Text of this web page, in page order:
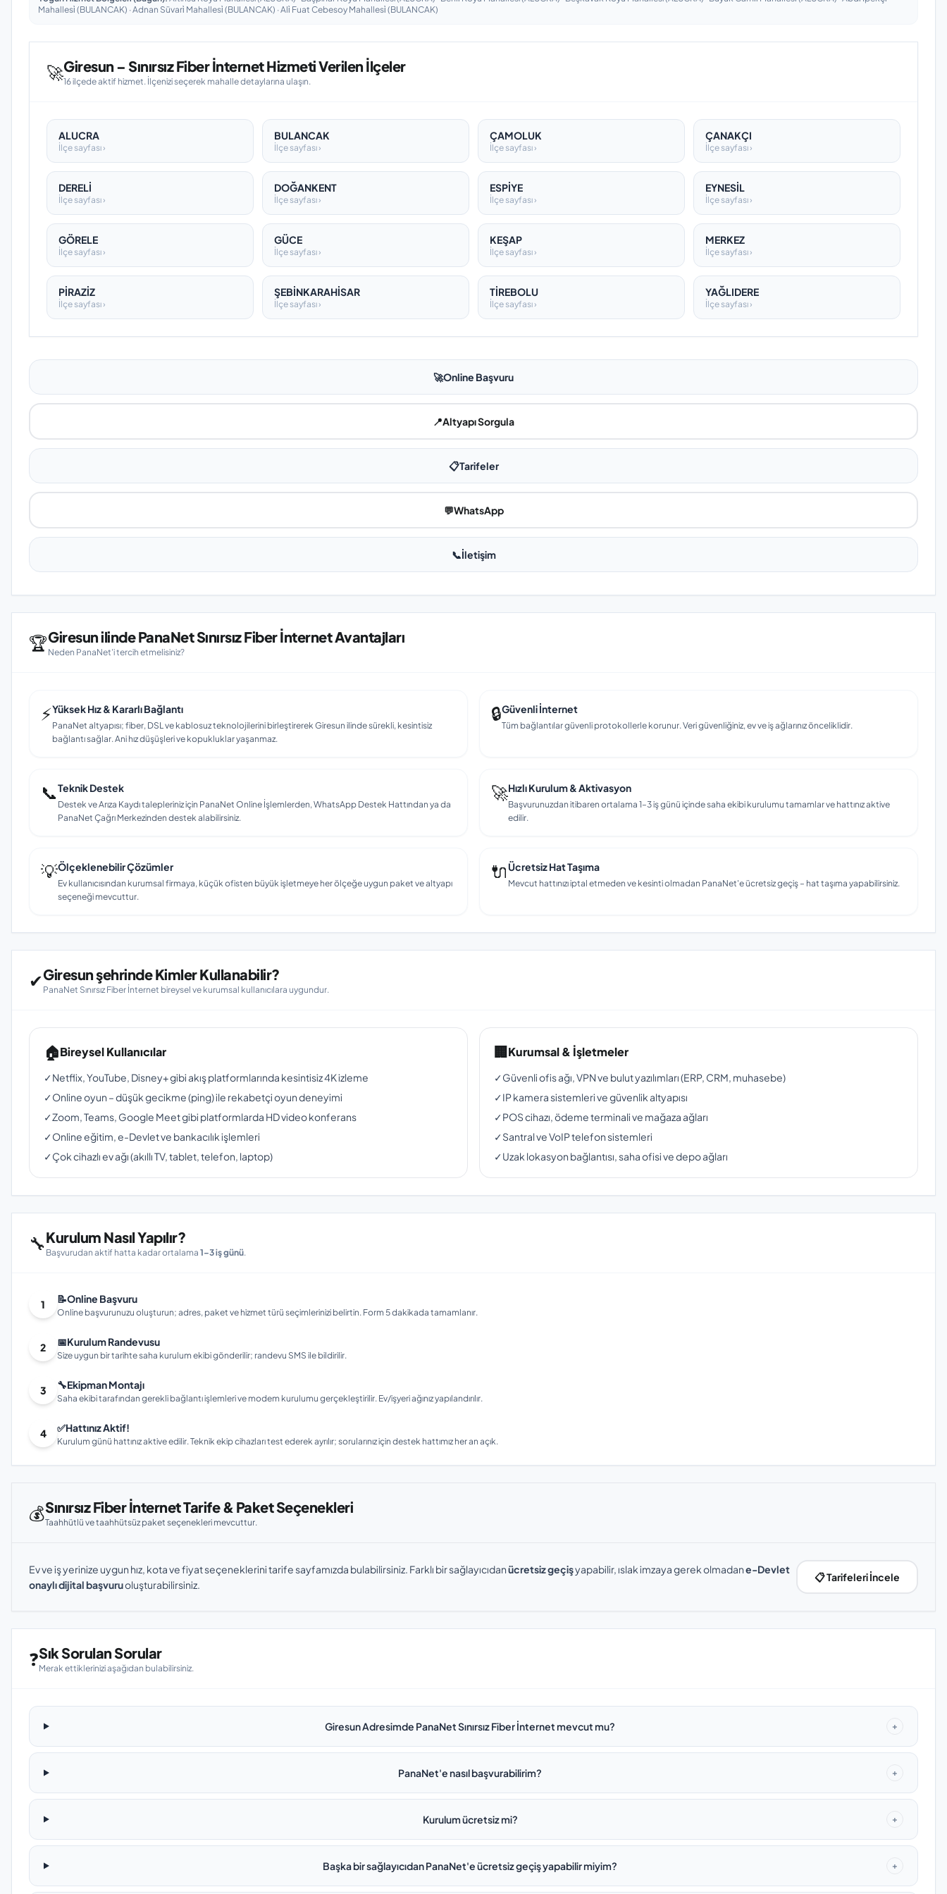
Mahallesi̇ (BULANCAK) · Adnan Süvari̇ Mahallesi̇ (BULANCAK) · Ali̇ Fuat Cebesoy Mahallesi̇ (BULANCAK)
🚀Giresun – Sınırsız Fiber İnternet Hizmeti Verilen İlçeler
16 ilçede aktif hizmet. İlçenizi seçerek mahalle detaylarına ulaşın.
ALUCRA
İlçe sayfası ›
BULANCAK
İlçe sayfası ›
ÇAMOLUK
İlçe sayfası ›
ÇANAKÇI
İlçe sayfası ›
DERELİ
İlçe sayfası ›
DOĞANKENT
İlçe sayfası ›
ESPİYE
İlçe sayfası ›
EYNESİL
İlçe sayfası ›
GÖRELE
İlçe sayfası ›
GÜCE
İlçe sayfası ›
KEŞAP
İlçe sayfası ›
MERKEZ
İlçe sayfası ›
PİRAZİZ
İlçe sayfası ›
ŞEBİNKARAHİSAR
İlçe sayfası ›
TİREBOLU
İlçe sayfası ›
YAĞLIDERE
İlçe sayfası ›
🚀Online Başvuru
📍Altyapı Sorgula
📋Tarifeler
💬WhatsApp
📞İletişim
🏆Giresun ilinde PanaNet Sınırsız Fiber İnternet Avantajları
Neden PanaNet'i tercih etmelisiniz?
⚡Yüksek Hız & Kararlı Bağlantı
PanaNet altyapısı; fiber, DSL ve kablosuz teknolojilerini birleştirerek Giresun ilinde sürekli, kesintisiz
bağlantı sağlar. Ani hız düşüşleri ve kopukluklar yaşanmaz.
🔒Güvenli İnternet
Tüm bağlantılar güvenli protokollerle korunur. Veri güvenliğiniz, ev ve iş ağlarınız önceliklidir.
📞Teknik Destek
Destek ve Arıza Kaydı talepleriniz için PanaNet Online İşlemlerden, WhatsApp Destek Hattından ya da
PanaNet Çağrı Merkezinden destek alabilirsiniz.
🚀Hızlı Kurulum & Aktivasyon
Başvurunuzdan itibaren ortalama 1–3 iş günü içinde saha ekibi kurulumu tamamlar ve hattınız aktive
edilir.
💡Ölçeklenebilir Çözümler
Ev kullanıcısından kurumsal firmaya, küçük ofisten büyük işletmeye her ölçeğe uygun paket ve altyapı
seçeneği mevcuttur.
🔌Ücretsiz Hat Taşıma
Mevcut hattınızı iptal etmeden ve kesinti olmadan PanaNet'e ücretsiz geçiş – hat taşıma yapabilirsiniz.
✔Giresun şehrinde Kimler Kullanabilir?
PanaNet Sınırsız Fiber İnternet bireysel ve kurumsal kullanıcılara uygundur.
🏠Bireysel Kullanıcılar
✓Netflix, YouTube, Disney+ gibi akış platformlarında kesintisiz 4K izleme
✓Online oyun – düşük gecikme (ping) ile rekabetçi oyun deneyimi
✓Zoom, Teams, Google Meet gibi platformlarda HD video konferans
✓Online eğitim, e-Devlet ve bankacılık işlemleri
✓Çok cihazlı ev ağı (akıllı TV, tablet, telefon, laptop)
🏢Kurumsal & İşletmeler
✓Güvenli ofis ağı, VPN ve bulut yazılımları (ERP, CRM, muhasebe)
✓IP kamera sistemleri ve güvenlik altyapısı
✓POS cihazı, ödeme terminali ve mağaza ağları
✓Santral ve VoIP telefon sistemleri
✓Uzak lokasyon bağlantısı, saha ofisi ve depo ağları
🔧Kurulum Nasıl Yapılır?
Başvurudan aktif hatta kadar ortalama 1–3 iş günü.
1 📝Online Başvuru
Online başvurunuzu oluşturun; adres, paket ve hizmet türü seçimlerinizi belirtin. Form 5 dakikada tamamlanır.
2 📅Kurulum Randevusu
Size uygun bir tarihte saha kurulum ekibi gönderilir; randevu SMS ile bildirilir.
3 🔧Ekipman Montajı
Saha ekibi tarafından gerekli bağlantı işlemleri ve modem kurulumu gerçekleştirilir. Ev/işyeri ağınız yapılandırılır.
4 ✅Hattınız Aktif!
Kurulum günü hattınız aktive edilir. Teknik ekip cihazları test ederek ayrılır; sorularınız için destek hattımız her an açık.
💰Sınırsız Fiber İnternet Tarife & Paket Seçenekleri
Taahhütlü ve taahhütsüz paket seçenekleri mevcuttur.
Ev ve iş yerinize uygun hız, kota ve fiyat seçeneklerini tarife sayfamızda bulabilirsiniz. Farklı bir sağlayıcıdanücretsiz geçişyapabilir, ıslak imzaya gerek olmadane-Devlet
onaylı dijital başvuruoluşturabilirsiniz.
📋 Tarifeleri İncele
❓Sık Sorulan Sorular
Merak ettiklerinizi aşağıdan bulabilirsiniz.
Giresun Adresimde PanaNet Sınırsız Fiber İnternet mevcut mu? +
PanaNet'e nasıl başvurabilirim? +
Kurulum ücretsiz mi? +
Başka bir sağlayıcıdan PanaNet'e ücretsiz geçiş yapabilir miyim? +